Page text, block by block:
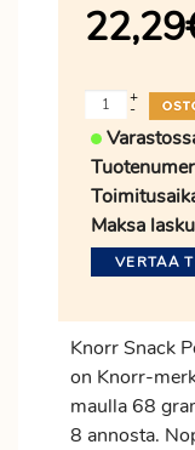
22,29
-
+
Maksa
VERTAA
Knorr Snack
on Knorr-
maulla 68
8 annosta.